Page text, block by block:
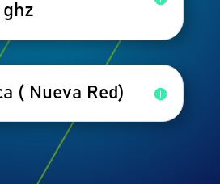
ghz
( Nueva Red)